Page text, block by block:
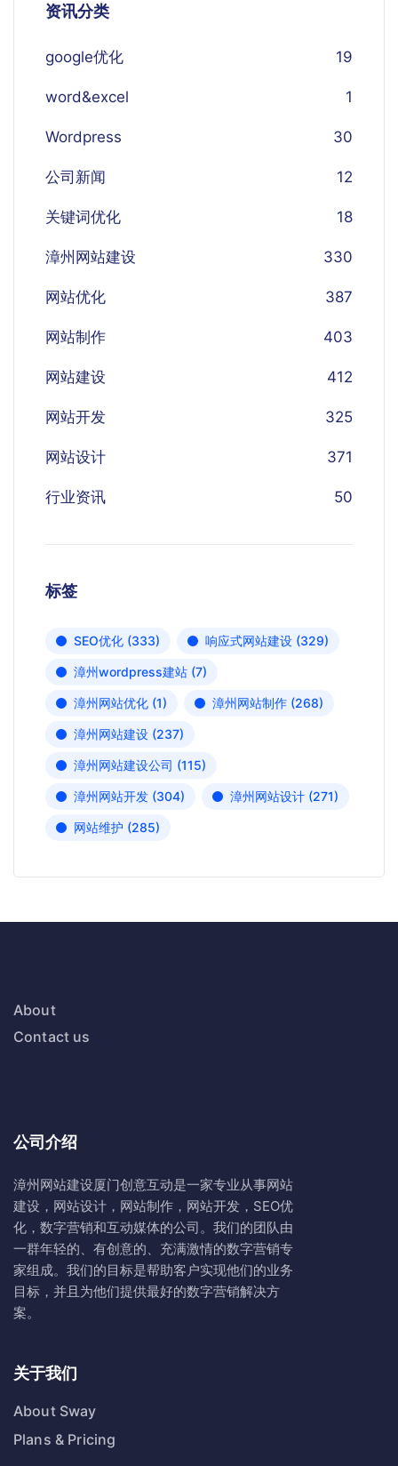
资讯分类
google优化 19
word&excel 1
Wordpress 30
公司新闻 12
关键词优化 18
漳州网站建设 330
网站优化 387
网站制作 403
网站建设 412
网站开发 325
网站设计 371
行业资讯 50
标签
SEO优化 (333) 响应式网站建设 (329)
漳州wordpress建站 (7)
漳州网站优化 (1) 漳州网站制作 (268)
漳州网站建设 (237)
漳州网站建设公司 (115)
漳州网站开发 (304) 漳州网站设计 (271)
网站维护 (285)
About
Contact us
公司介绍
漳州网站建设厦门创意互动是一家专业从事网站
建设，网站设计，网站制作，网站开发，SEO优
化，数字营销和互动媒体的公司。我们的团队由
一群年轻的、有创意的、充满激情的数字营销专
家组成。我们的目标是帮助客户实现他们的业务
目标，并且为他们提供最好的数字营销解决方
案。
关于我们
About Sway
Plans & Pricing